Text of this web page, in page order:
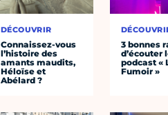
DÉCOUVRIR
Connaissez-vous
l’histoire des
amants maudits,
Héloïse et
Abélard ?
3 bonnes
d’écouter
podcast «
Fumoir »